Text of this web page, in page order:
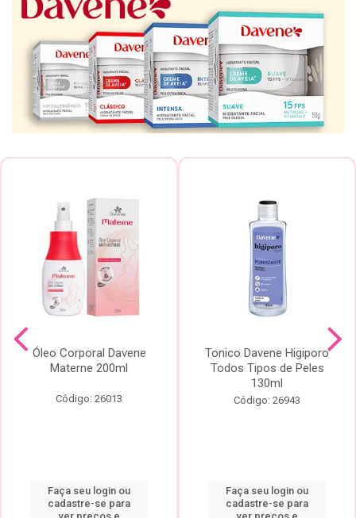
Óleo Corporal Davene
Materne 200ml
Código: 26013
Faça seu login ou
cadastre-se para
Tonico Davene Higiporo
Todos Tipos de Peles
130ml
Código: 26943
Faça seu login ou
cadastre-se para